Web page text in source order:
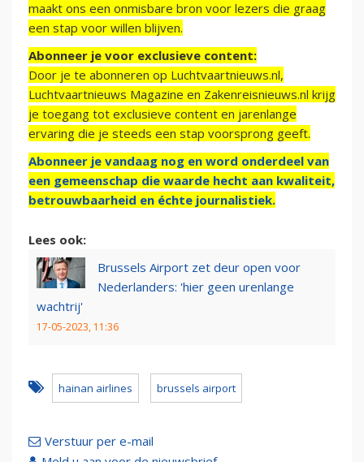
maakt ons een onmisbare bron voor lezers die graag
een stap voor willen blijven.
Abonneer je voor exclusieve content:
Door je te abonneren op Luchtvaartnieuws.nl,
Luchtvaartnieuws Magazine en Zakenreisnieuws.nl krijg
je toegang tot exclusieve content en jarenlange
ervaring die je steeds een stap voorsprong geeft.
Abonneer je vandaag nog en word onderdeel van
een gemeenschap die waarde hecht aan kwaliteit,
betrouwbaarheid en échte journalistiek.
Lees ook:
Brussels Airport zet deur open voor
Nederlanders: 'hier geen urenlange
wachtrij'
17-05-2023, 11:36
hainan airlines brussels airport
Verstuur per e-mail